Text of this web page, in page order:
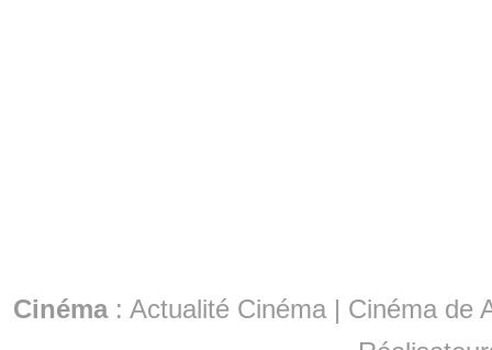
Cinéma: Actualité Cinéma | Cinéma de